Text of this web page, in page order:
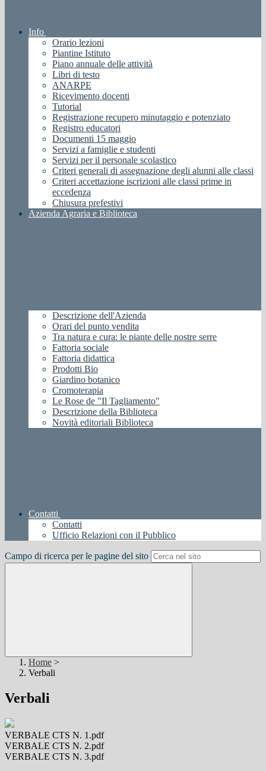
Info
Orario lezioni
Piantine Istituto
Piano annuale delle attività
Libri di testo
ANARPE
Ricevimento docenti
Tutorial
Registrazione recupero minutaggio e potenziato
Registro educatori
Documenti 15 maggio
Servizi a famiglie e studenti
Servizi per il personale scolastico
Criteri generali di assegnazione degli alunni alle classi
Criteri accettazione iscrizioni alle classi prime in
eccedenza
Chiusura prefestivi
Azienda Agraria e Biblioteca
Descrizione dell'Azienda
Orari del punto vendita
Tra natura e cura: le piante delle nostre serre
Fattoria sociale
Fattoria didattica
Prodotti Bio
Giardino botanico
Cromoterapia
Le Rose de "Il Tagliamento"
Descrizione della Biblioteca
Novità editoriali Biblioteca
Contatti
Contatti
Ufficio Relazioni con il Pubblico
Campo di ricerca per le pagine del sito
Home >
Verbali
Verbali
VERBALE CTS N. 1.pdf
VERBALE CTS N. 2.pdf
VERBALE CTS N. 3.pdf